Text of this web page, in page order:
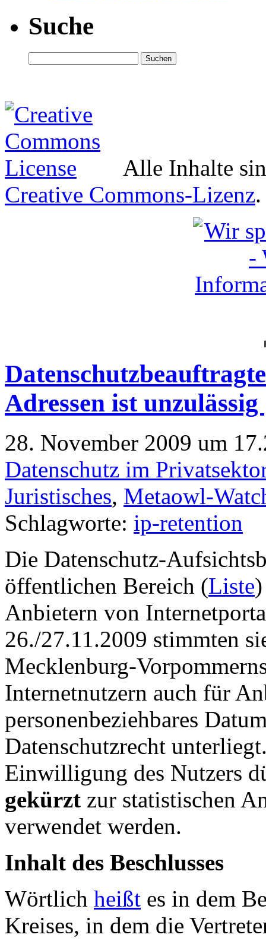
Suche
Alle Inhalte
Creative Commons-Lizenz.
Adressen ist
28. November 2009 um
Datenschutz im
Juristisches, Metaowl-
Schlagworte: ip-retention
Die Datenschutz-
öffentlichen Bereich (Liste
Anbietern von
26./27.11.2009 stimmten
Mecklenburg-
Internetnutzern auch für
personenbeziehbares
Datenschutzrecht
Einwilligung des Nutzers
gekürzt zur statistischen
verwendet werden.
Inhalt des Beschlusses
Wörtlich heißt es in dem
Kreises, in dem die